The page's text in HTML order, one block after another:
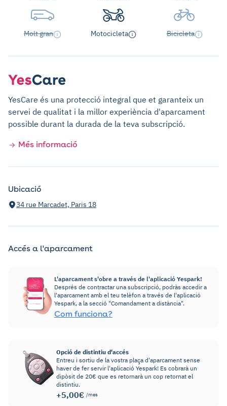
Molt gran Motocicleta Bicicleta
YesCare és una protecció integral que et garanteix un
servei de qualitat i la millor experiència d'aparcament
possible durant la durada de la teva subscripció.
Més informació
Ubicació
34 rue Marcadet, Paris 18
Accés a l'aparcament
L'aparcament s'obre a través de l'aplicació Yespark!
Després de contractar una subscripció, podràs accedir a
l'aparcament amb el teu telèfon a través de l'aplicació
Yespark, a la secció "Comandament a distància".
Com funciona?
Opció de distintiu d'accés
Entreu i sortiu de la vostra plaça d'aparcament sense
haver de fer servir l'aplicació Yespark! Es cobrarà un
dipòsit de 20€ que es retornarà un cop retornat el
distintiu.
+5,00€ /mes